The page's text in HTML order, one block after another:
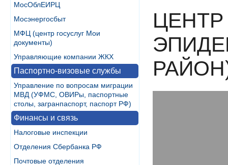
МосОблЕИРЦ
Мосэнергосбыт
МФЦ (центр госуслуг Мои
документы)
Управляющие компании ЖКХ
Паспортно-визовые службы
Управление по вопросам миграции
МВД (УФМС, ОВИРы, паспортные
столы, загранпаспорт, паспорт РФ)
Финансы и связь
Налоговые инспекции
Отделения Сбербанка РФ
Почтовые отделения